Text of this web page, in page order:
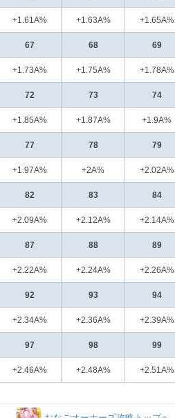
+1.61A% +1.63A% +1.65A%
67 68 69
+1.73A% +1.75A% +1.78A%
72 73 74
+1.85A% +1.87A% +1.9A%
77 78 79
+1.97A% +2A% +2.02A%
82 83 84
+2.09A% +2.12A% +2.14A%
87 88 89
+2.22A% +2.24A% +2.26A%
92 93 94
+2.34A% +2.36A% +2.39A%
97 98 99
+2.46A% +2.48A% +2.51A%